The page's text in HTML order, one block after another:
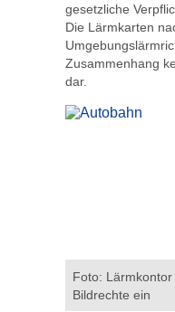
gesetzliche
Die Lärmkarten
Zusammenhang
dar.
Foto:
Bildrechte ein